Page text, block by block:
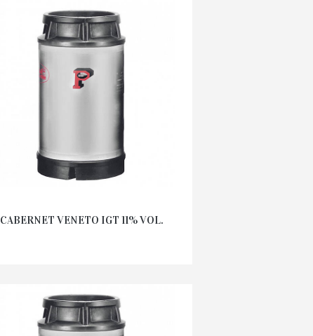
CABERNET VENETO IGT 11% VOL.